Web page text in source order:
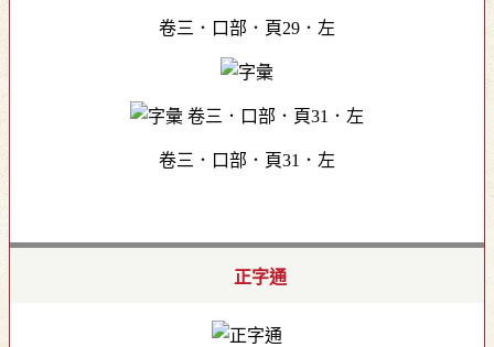
卷三．口部．頁29．左
卷三．口部．頁31．左
正字通